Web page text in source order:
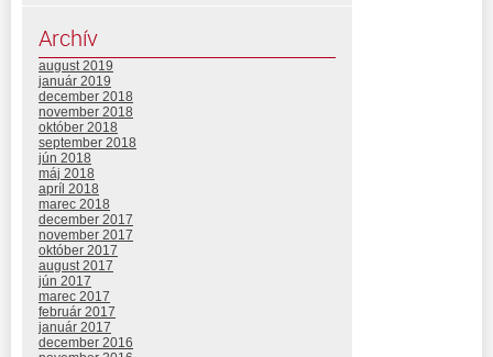
Archív
august 2019
január 2019
december 2018
november 2018
október 2018
september 2018
jún 2018
máj 2018
apríl 2018
marec 2018
december 2017
november 2017
október 2017
august 2017
jún 2017
marec 2017
február 2017
január 2017
december 2016